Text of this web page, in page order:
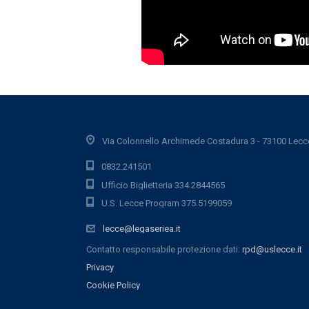
Via Colonnello Archimede Costadura 3 - 73100
0832.241501
Ufficio Biglietteria 334.2844565
U.S. Lecce Program 375.5199059
lecce@legaseriea.it
Contatto responsabile protezione dati: rpd@uslecce.it
Privacy
Cookie Policy